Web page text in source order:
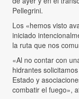
Pellegrini.
Los «hemos visto
iniciado
la ruta que nos
«Al no contar con
hidrantes
Estado y
combatir el fuego»,